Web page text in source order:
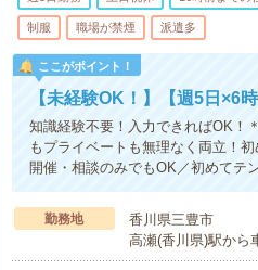
制服 職場が禁煙 派遣多
ここがポイント！
【未経験OK！】【週5日×6
知識経験不要！入力できればOK！
もプライベートも無理なく両立！
開催・相談のみでもOK／初めてテ
勤務地
香川県三豊市
高瀬(香川県)駅から